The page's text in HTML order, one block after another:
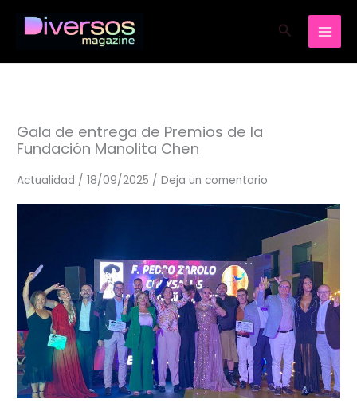
Buscar
Gala de entrega de Premios de la
Fundación Manolita Chen
Actualidad /18/09/2025 /Deja un comentario